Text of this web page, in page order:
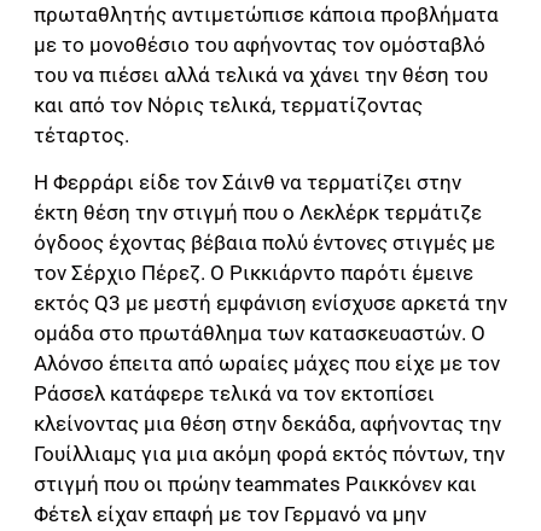
πρωταθλητής αντιμετώπισε κάποια προβλήματα
με το μονοθέσιο του αφήνοντας τον ομόσταβλό
του να πιέσει αλλά τελικά να χάνει την θέση του
και από τον Νόρις τελικά, τερματίζοντας
τέταρτος.
Η Φερράρι είδε τον Σάινθ να τερματίζει στην
έκτη θέση την στιγμή που ο Λεκλέρκ τερμάτιζε
όγδοος έχοντας βέβαια πολύ έντονες στιγμές με
τον Σέρχιο Πέρεζ. Ο Ρικκιάρντο παρότι έμεινε
εκτός Q3 με μεστή εμφάνιση ενίσχυσε αρκετά την
ομάδα στο πρωτάθλημα των κατασκευαστών. Ο
Αλόνσο έπειτα από ωραίες μάχες που είχε με τον
Ράσσελ κατάφερε τελικά να τον εκτοπίσει
κλείνοντας μια θέση στην δεκάδα, αφήνοντας την
Γουίλλιαμς για μια ακόμη φορά εκτός πόντων, την
στιγμή που οι πρώην teammates Ραικκόνεν και
Φέτελ είχαν επαφή με τον Γερμανό να μην